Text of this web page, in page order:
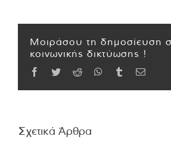
Μοιράσου τη δημοσίευση
κοινωνικής δικτύωσης !
Facebook
TwitterReddit WhatsApp
TumblrEmail
Σχετικά Άρθρα